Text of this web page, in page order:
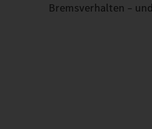
Bremsverhalten –